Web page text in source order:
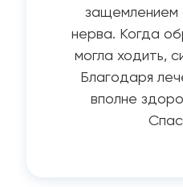
защемлением
нерва. Когда
могла ходить,
Благодаря
вполне